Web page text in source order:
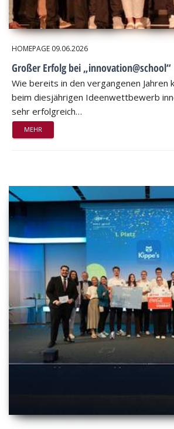
HOMEPAGE 09.06.2026
Großer Erfolg bei „innovation@school“
Wie bereits in den vergangenen Jahren
beim diesjährigen Ideenwettbewerb
sehr erfolgreich…
MEHR